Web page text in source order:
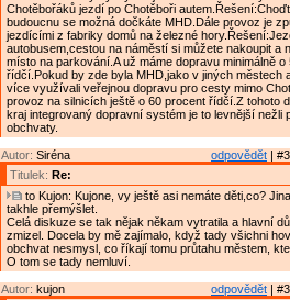
Chotěbořáků jezdí po Chotěboři
budoucnu se možná dočkáte MHD.Dále provoz je
jezdícími z fabriky domů na železné
autobusem,cestou na náměstí si můžete nakoupit a
místo na parkování.A už máme dopravu minimálně o
řídčí.Pokud by zde byla MHD,jako v jiných městech
více využívali veřejnou dopravu pro cesty mimo
provoz na silnicích ještě o 60 procent řídčí.Z tohoto
kraj integrovaný dopravní systém je to levnější nežli
obchvaty.
odpovědět |
Autor: Siréna
Titulek: Re:
to Kujon: Kujone, vy ještě asi nemáte děti,co?
takhle přemýšlet.
Celá diskuze se tak nějak někam vytratila a hlavní
zmizel. Docela by mě zajímalo, když tady všichni
obchvat nesmysl, co říkají tomu průtahu městem,
O tom se tady nemluví.
odpovědět |
Autor: kujon